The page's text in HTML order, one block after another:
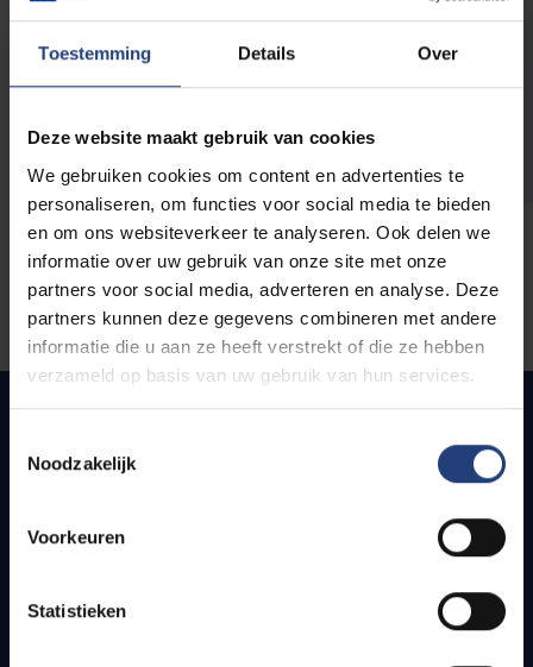
Toestemming Details Over
Deze website maakt gebruik van cookies
We gebruiken cookies om content en advertenties te
personaliseren, om functies voor social media te bieden
en om ons websiteverkeer te analyseren. Ook delen we
informatie over uw gebruik van onze site met onze
partners voor social media, adverteren en analyse. Deze
partners kunnen deze gegevens combineren met andere
informatie die u aan ze heeft verstrekt of die ze hebben
verzameld op basis van uw gebruik van hun services.
Noodzakelijk
Voorkeuren
Statistieken
Snel naar
Bereikbaarheid